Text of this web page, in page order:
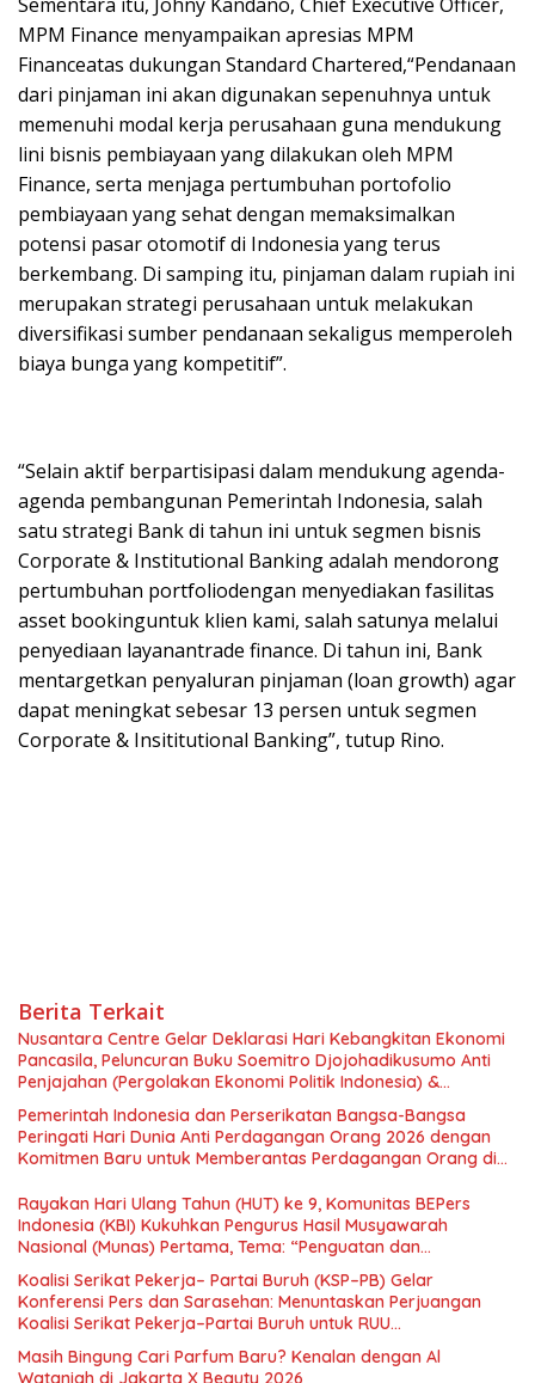
MPM Finance menyampaikan apresias MPM
Financeatas dukungan Standard Chartered,“Pendanaan
dari pinjaman ini akan digunakan sepenuhnya untuk
memenuhi modal kerja perusahaan guna mendukung
lini bisnis pembiayaan yang dilakukan oleh MPM
Finance, serta menjaga pertumbuhan portofolio
pembiayaan yang sehat dengan memaksimalkan
potensi pasar otomotif di Indonesia yang terus
berkembang. Di samping itu, pinjaman dalam rupiah ini
merupakan strategi perusahaan untuk melakukan
diversifikasi sumber pendanaan sekaligus memperoleh
biaya bunga yang kompetitif”.
“Selain aktif berpartisipasi dalam mendukung agenda-
agenda pembangunan Pemerintah Indonesia, salah
satu strategi Bank di tahun ini untuk segmen bisnis
Corporate & Institutional Banking adalah mendorong
pertumbuhan portfoliodengan menyediakan fasilitas
asset bookinguntuk klien kami, salah satunya melalui
penyediaan layanantrade finance. Di tahun ini, Bank
mentargetkan penyaluran pinjaman (loan growth) agar
dapat meningkat sebesar 13 persen untuk segmen
Corporate & Insititutional Banking”, tutup Rino.
Berita Terkait
Nusantara Centre Gelar Deklarasi Hari Kebangkitan Ekonomi
Pancasila, Peluncuran Buku Soemitro Djojohadikusumo Anti
Penjajahan (Pergolakan Ekonomi Politik Indonesia) &
Simposium Nasional “Urgensi Undang-Undang Perekonomian
Nasional dan Kesejahteraan Sosial dalam Menata Bangsa
Menuju Indonesia Emas 2045”,
Pemerintah Indonesia dan Perserikatan Bangsa-Bangsa
Peringati Hari Dunia Anti Perdagangan Orang 2026 dengan
Komitmen Baru untuk Memberantas Perdagangan Orang di
Rayakan Hari Ulang Tahun (HUT) ke 9, Komunitas BEPers
Indonesia (KBI) Kukuhkan Pengurus Hasil Musyawarah
Nasional (Munas) Pertama, Tema: “Penguatan dan
Pengembangan Organisasi KBI yang Berbasis Riset di seluruh
Indonesia dan Mancanegara”.
Koalisi Serikat Pekerja– Partai Buruh (KSP–PB) Gelar
Konferensi Pers dan Sarasehan: Menuntaskan Perjuangan
Koalisi Serikat Pekerja–Partai Buruh untuk RUU
Ketenagakerjaan Baru.
Masih Bingung Cari Parfum Baru? Kenalan dengan Al
Wataniah di Jakarta X Beauty 2026